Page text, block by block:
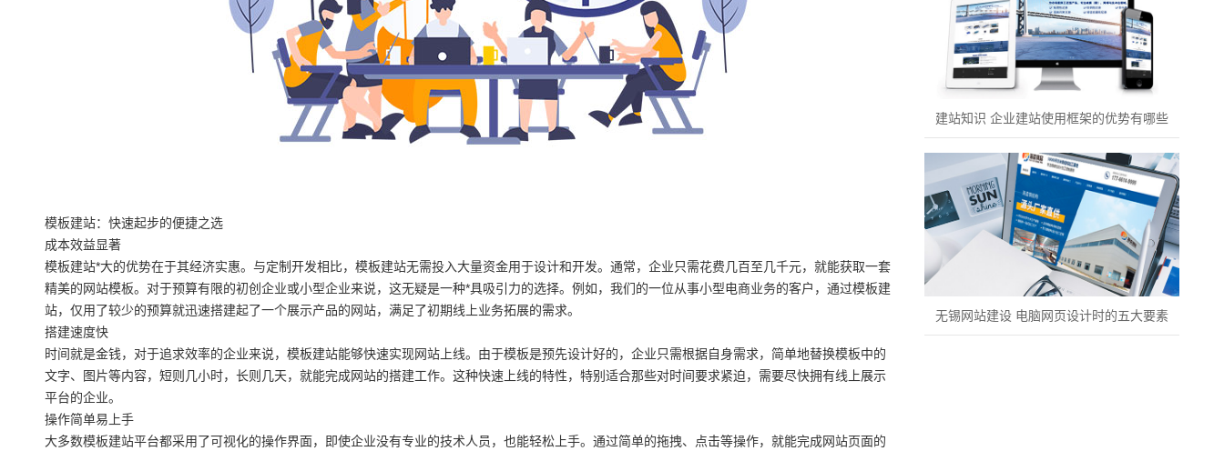
建站知识 企业建站使用框架的优势有哪些
无锡网站建设 电脑网页设计时的五大要素
模板建站：快速起步的便捷之选
成本效益显著
模板建站*大的优势在于其经济实惠。与定制开发相比，模板建站无需投入大量资金用于设计和开发。通常，企业只需花费几百至几千元，就能获取一套
精美的网站模板。对于预算有限的初创企业或小型企业来说，这无疑是一种*具吸引力的选择。例如，我们的一位从事小型电商业务的客户，通过模板建
站，仅用了较少的预算就迅速搭建起了一个展示产品的网站，满足了初期线上业务拓展的需求。
搭建速度快
时间就是金钱，对于追求效率的企业来说，模板建站能够快速实现网站上线。由于模板是预先设计好的，企业只需根据自身需求，简单地替换模板中的
文字、图片等内容，短则几小时，长则几天，就能完成网站的搭建工作。这种快速上线的特性，特别适合那些对时间要求紧迫，需要尽快拥有线上展示
平台的企业。
操作简单易上手
大多数模板建站平台都采用了可视化的操作界面，即使企业没有专业的技术人员，也能轻松上手。通过简单的拖拽、点击等操作，就能完成网站页面的